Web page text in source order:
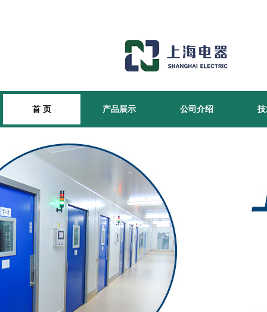
首 页 产品展示 公司介绍